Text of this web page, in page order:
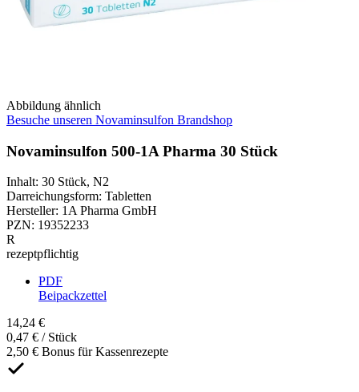
Abbildung ähnlich
Besuche unseren Novaminsulfon Brandshop
Novaminsulfon 500-1A Pharma 30 Stück
Inhalt: 30 Stück, N2
Darreichungsform: Tabletten
Hersteller: 1A Pharma GmbH
PZN: 19352233
R
rezeptpflichtig
PDF
Beipackzettel
14,24 €
0,47 € / Stück
2,50 € Bonus für Kassenrezepte